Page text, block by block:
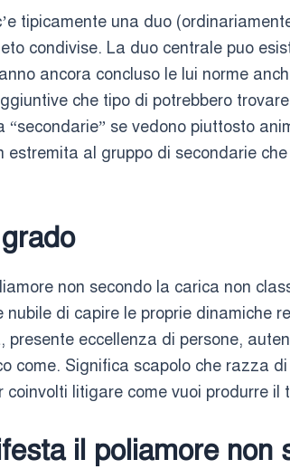
tipicamente una duo
condivise. La duo centrale puo
ancora concluso le lui norme
che tipo di potrebbero
“secondarie” se vedono piuttosto
al gruppo di secondarie
non secondo la carica non
di capire le proprie dinamiche
eccellenza di persone,
come. Significa scapolo che razza
litigare come vuoi produrre il
il poliamore non